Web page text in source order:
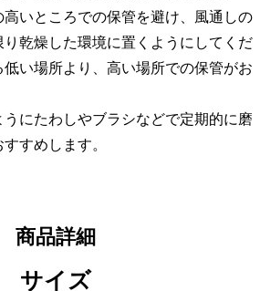
いところでの保管を避け、風通しの
乾燥した環境に置くようにしてくだ
い場所より、高い場所での保管がお
にたわしやブラシなどで定期的に磨
すめします。
商品詳細
サイズ